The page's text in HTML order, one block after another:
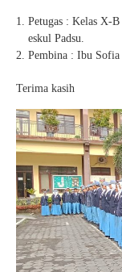
Petugas : Kelas X-
eskul Padsu.
Pembina : Ibu
Terima kasih